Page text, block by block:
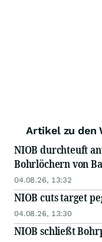
Artikel zu den
NIOB durchteuft
Bohrlöchern von
04.08.26, 13:32
NIOB cuts target
04.08.26, 13:30
NIOB schließt